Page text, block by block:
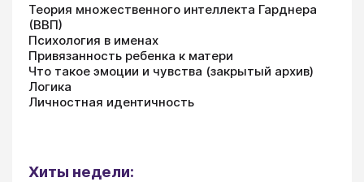
Теория множественного интеллекта Гарднера
(ВВП)
Психология в именах
Привязанность ребенка к матери
Что такое эмоции и чувства (закрытый архив)
Логика
Личностная идентичность
Хиты недели: